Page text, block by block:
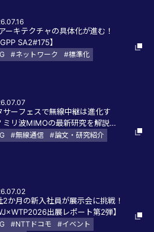
ーキテクチャの具体化が進む！
SA2#175】
#ネットワーク #標準化
サーフェスで無線中継は進化す
ミリ波MIMOの最新研究を解説
VTC 2026-Spring】
#無線通信 #論文・研究紹介
2か月の新入社員が展示会に挑戦！
出展レポート第2弾】
#NTTドコモ
#イベント